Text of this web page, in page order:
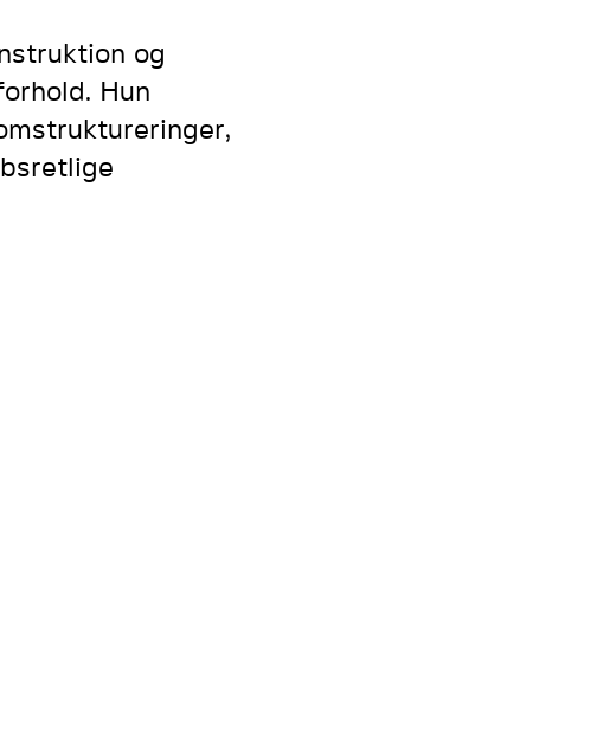
og
Hun